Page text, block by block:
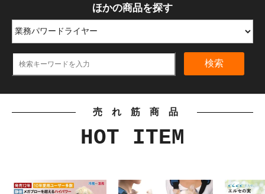
ほかの商品を探す
検索
売れ筋商品
HOT ITEM